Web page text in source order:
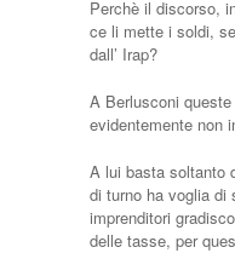
Perchè il discorso,
ce li mette i soldi,
dall’ Irap?
A Berlusconi
evidentemente non
A lui basta soltanto
di turno ha voglia di
imprenditori
delle tasse, per